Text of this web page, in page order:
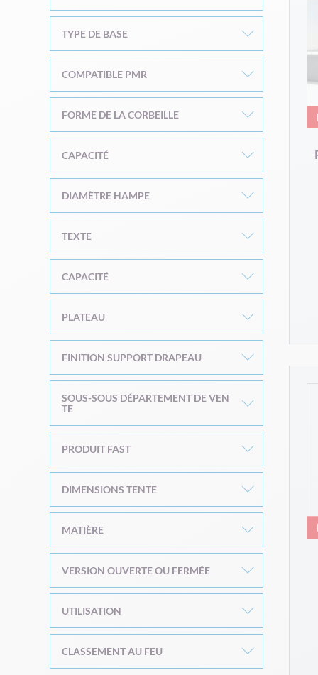
TYPE DE BASE
COMPATIBLE PMR
FORME DE LA CORBEILLE
CAPACITÉ
DIAMÈTRE HAMPE
TEXTE
CAPACITÉ
PLATEAU
FINITION SUPPORT DRAPEAU
SOUS-SOUS DÉPARTEMENT DE VEN
TE
PRODUIT FAST
DIMENSIONS TENTE
MATIÈRE
VERSION OUVERTE OU FERMÉE
UTILISATION
CLASSEMENT AU FEU